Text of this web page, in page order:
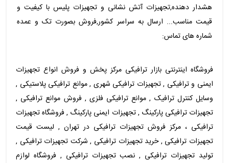
هشدار دهنده,تجهیزات آتش نشانی و تجهیزات پلیس با کیفیت و
قیمت مناسب... ارسال به سراسر کشور,فروش بصورت تک و عمده
شماره های تماس:
فروشگاه اینترنتی بازار ترافیکی مرکز پخش و فروش انواع تجهیزات
ایمنی و ترافیکی , تجهیزات ترافیکی شهری , موانع ترافیکی پلاستیکی ,
وسایل کنترل ترافیک , موانع ترافیکی فلزی , فروش موانع ترافیکی ,
تجهیزات ترافیکی پارکینگ , تجهیزات ایمنی پارکینگ , فروشگاه تجهیزات
ترافیکی ، مرکز فروش تجهیزات ترافیکی در تهران , لیست قیمت
تجهیزات ترافیکی , خرید تجهیزات ترافیکی , شرکت تجهیزات ترافیکی ,
تولید تجهیزات ترافیکی , نصب تجهیزات ترافیکی , فروشگاه لوازم